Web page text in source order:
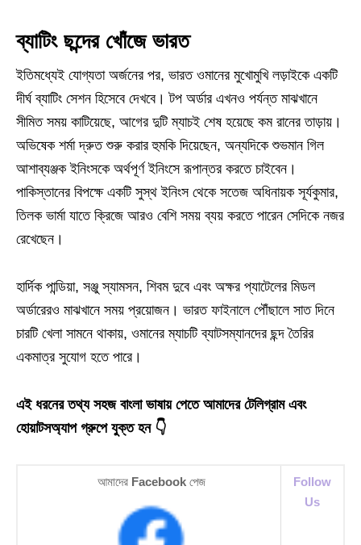
ব্যাটিং ছন্দের খোঁজে ভারত
ইতিমধ্যেই যোগ্যতা অর্জনের পর, ভারত ওমানের মুখোমুখি লড়াইকে একটি
দীর্ঘ ব্যাটিং সেশন হিসেবে দেখবে। টপ অর্ডার এখনও পর্যন্ত মাঝখানে
সীমিত সময় কাটিয়েছে, আগের দুটি ম্যাচই শেষ হয়েছে কম রানের তাড়ায়।
অভিষেক শর্মা দ্রুত শুরু করার হুমকি দিয়েছেন, অন্যদিকে শুভমান গিল
আশাব্যঞ্জক ইনিংসকে অর্থপূর্ণ ইনিংসে রূপান্তর করতে চাইবেন।
পাকিস্তানের বিপক্ষে একটি সুস্থ ইনিংস থেকে সতেজ অধিনায়ক সূর্যকুমার,
তিলক ভার্মা যাতে ক্রিজে আরও বেশি সময় ব্যয় করতে পারেন সেদিকে নজর
রেখেছেন।
হার্দিক পান্ডিয়া, সঞ্জু স্যামসন, শিবম দুবে এবং অক্ষর প্যাটেলের মিডল
অর্ডারেরও মাঝখানে সময় প্রয়োজন। ভারত ফাইনালে পৌঁছালে সাত দিনে
চারটি খেলা সামনে থাকায়, ওমানের ম্যাচটি ব্যাটসম্যানদের ছন্দ তৈরির
একমাত্র সুযোগ হতে পারে।
এই ধরনের তথ্য সহজ বাংলা ভাষায় পেতে আমাদের টেলিগ্রাম এবং
হোয়াটসঅ্যাপ গ্রুপে যুক্ত হন 👇
আমাদের Facebook পেজ
Follow
Us